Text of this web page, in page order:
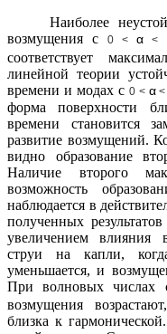
Наиболее
возмущения с0 <α <
соответствует
линейной теории
времени и модах с 0 < α
форма поверхности
времени становится
развитие возмущений.
видно образование
Наличие второго
возможность
наблюдается в
полученных
увеличением влияния
струи на капли,
уменьшается, и
При волновых числах
возмущения
близка к